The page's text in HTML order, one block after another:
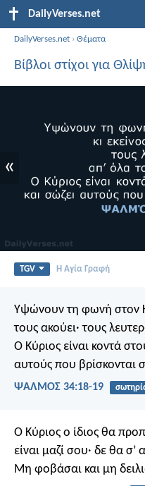
DailyVerses.net
DailyVerses.net ›Θέματα
Βίβλοι στίχοι για
«
TGV Η Αγία Γραφή
Υψώνουν τη φωνή στον
τους ακούει· τους
Ο Κύριος είναι κοντά
αυτούς που βρίσκονται
ΨΑΛΜΌΣ 34:18-19
Ο Κύριος ο ίδιος θα
είναι μαζί σου· δε θα σ’
Μη φοβάσαι και μη